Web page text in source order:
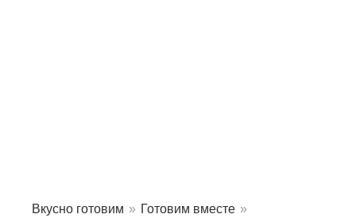
Вкусно готовим » Готовим вместе »